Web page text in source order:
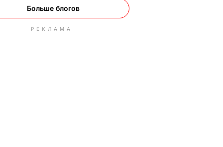
Больше блогов
РЕКЛАМА